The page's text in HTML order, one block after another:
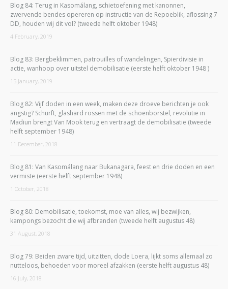
Blog 84: Terug in Kasomálang, schietoefening met kanonnen,
zwervende bendes opereren op instructie van de Repoeblik, aflossing 7
DD, houden wij dit vol? (tweede helft oktober 1948)
4 February, 2019
Blog 83: Bergbeklimmen, patrouilles of wandelingen, Spierdivisie in
actie, wanhoop over uitstel demobilisatie (eerste helft oktober 1948 )
15 January, 2019
Blog 82: Vijf doden in een week, maken deze droeve berichten je ook
angstig? Schurft, glashard rossen met de schoenborstel, revolutie in
Madiun brengt Van Mook terug en vertraagt de demobilisatie (tweede
helft september 1948)
11 December, 2018
Blog 81: Van Kasomálang naar Bukanagara, feest en drie doden en een
vermiste (eerste helft september 1948)
1 October, 2018
Blog 80: Demobilisatie, toekomst, moe van alles, wij bezwijken,
kampongs bezocht die wij afbranden (tweede helft augustus 48)
31 August, 2018
Blog 79: Beiden zware tijd, uitzitten, dode Loera, lijkt soms allemaal zo
nutteloos, behoeden voor moreel afzakken (eerste helft augustus 48)
16 July, 2018